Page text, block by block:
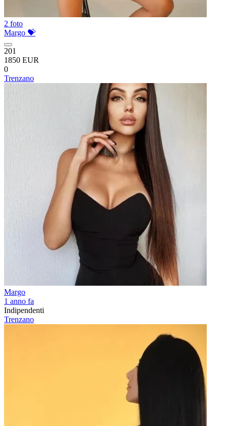
2 foto
Margo 💝
201
1850 EUR
0
Trenzano
Margo
1 anno fa
Indipendenti
Trenzano